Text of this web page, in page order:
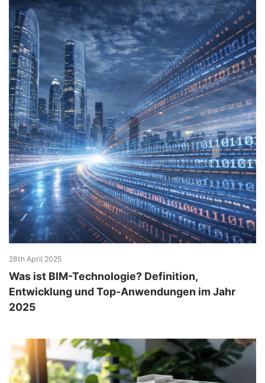
28th April 2025
Was ist BIM-Technologie? Definition,
Entwicklung und Top-Anwendungen im Jahr
2025